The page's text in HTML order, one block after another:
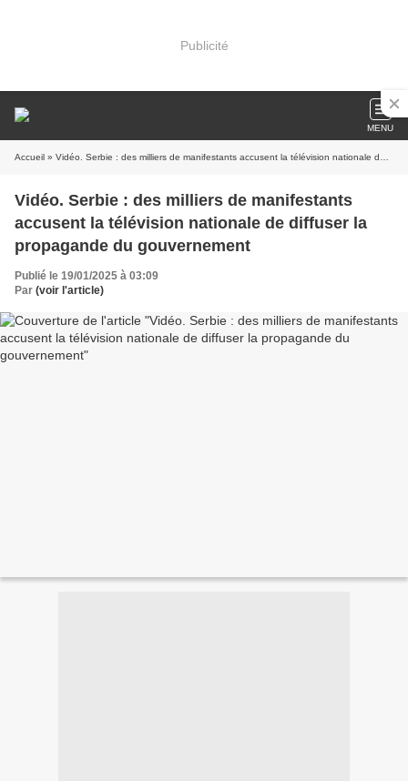
Publicité
MENU
Accueil » Vidéo. Serbie : des milliers de manifestants accusent la télévision nationale de diffuser la propagande du gouvernement
Vidéo. Serbie : des milliers de manifestants
accusent la télévision nationale de diffuser la
propagande du gouvernement
Publié le 19/01/2025 à 03:09
Par (voir l'article)